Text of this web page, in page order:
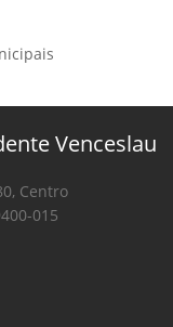
Venceslau
Centro
015